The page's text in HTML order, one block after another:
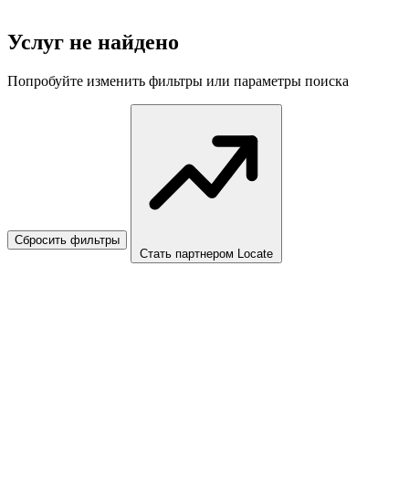
Услуг не найдено
Попробуйте изменить фильтры или параметры поиска
Сбросить фильтры
Стать партнером Locate